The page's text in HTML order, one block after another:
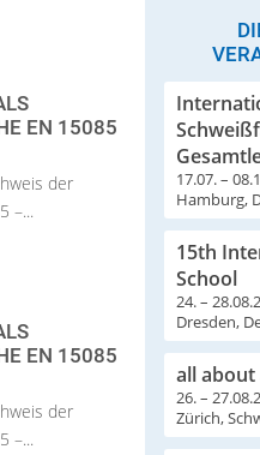
EN 15085 –
der
–...
EN 15085 –
der
–...
17.07. –
Hamburg,
15th
School
24. –
Dresden,
all
26. –
Zürich,